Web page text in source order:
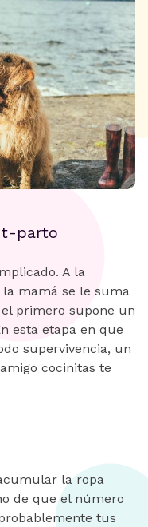
parto
A la
mamá se le suma
primero supone un
esta etapa en que
supervivencia, un
cocinitas te
la ropa
de que el número
tus